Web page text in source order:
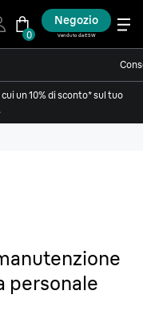
0
Negozio
Venduto da ESW
un 10% di sconto* sul tuo
personale